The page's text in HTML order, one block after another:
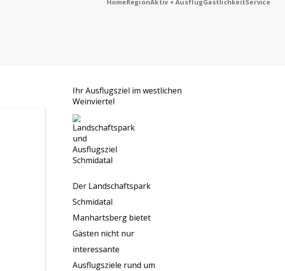
Home RegionAktiv + AusflugGastlichkeitService
Ihr Ausflugsziel im westlichen
Weinviertel
Der Landschaftspark
Schmidatal
Manhartsberg bietet
Gästen nicht nur
interessante
Ausflugsziele rund um